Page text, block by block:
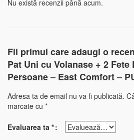
Nu există recenzii până acum.
Fii primul care adaugi o
Pat Uni cu Volanase + 2 Fete
Persoane – East Comfort –
Adresa ta de email nu va fi publicată.
marcate cu *
Evaluarea ta *